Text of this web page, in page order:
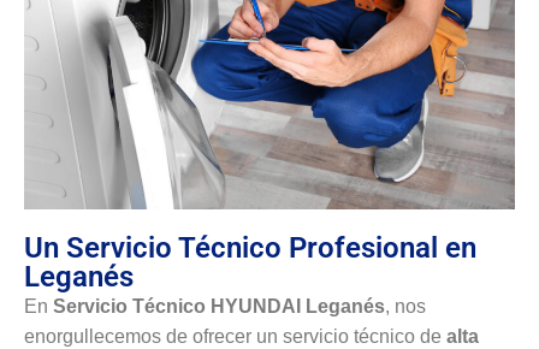
Un Servicio Técnico Profesional en
Leganés
En Servicio Técnico HYUNDAI Leganés, nos
enorgullecemos de ofrecer un servicio técnico de alta